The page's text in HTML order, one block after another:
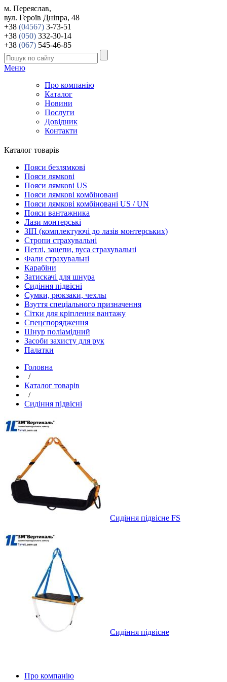
м. Переяслав,
вул. Героїв Дніпра, 48
+38 (04567) 3-73-51
+38 (050) 332-30-14
+38 (067) 545-46-85
Меню
Про компанію
Каталог
Новини
Послуги
Довідник
Контакти
Каталог товарів
Пояси безлямкові
Пояси лямкові
Пояси лямкові US
Пояси лямкові комбіновані
Пояси лямкові комбіновані US / UN
Пояси вантажника
Лази монтерські
ЗІП (комплектуючі до лазів монтерських)
Стропи страхувальні
Петлі, зацепи, вуса страхувальні
Фали страхувальні
Карабіни
Затискачі для шнура
Сидіння підвісні
Сумки, рюкзаки, чехлы
Взуття спеціального призначення
Сітки для кріплення вантажу
Спецспорядження
Шнур поліамідний
Засоби захисту для рук
Палатки
Головна
/
Каталог товарів
/
Сидіння підвісні
Сидіння підвісне FS
Сидіння підвісне
Про компанію